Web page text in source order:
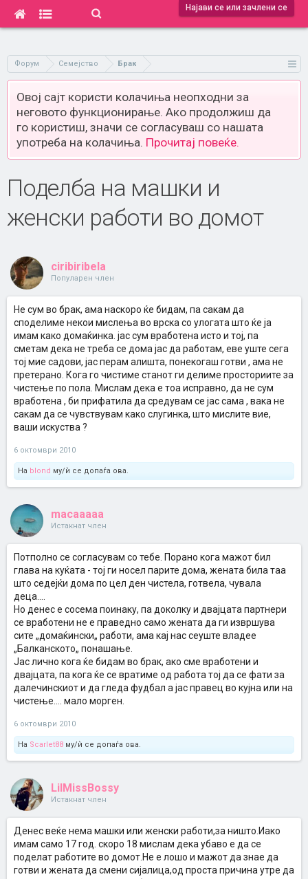
Најави се или зачлени се
Форум Семејство Брак
Овој сајт користи колачиња неопходни за
неговото функционирање. Ако продолжиш да
го користиш, значи се согласуваш со нашата
употреба на колачиња. Прочитај повеќе.
Поделба на машки и
женски работи во домот
ciribiribela
Популарен член
Не сум во брак, ама наскоро ќе бидам, па сакам да
споделиме некои мислења во врска со улогата што ќе ја
имам како домаќинка. јас сум вработена исто и тој, па
сметам дека не треба се дома јас да работам, еве уште сега
тој мие садови, јас перам алишта, понекогаш готви , ама не
претерано. Кога го чистиме станот ги делиме просториите за
чистење по пола. Мислам дека е тоа исправно, да не сум
вработена , би прифатила да средувам се јас сама , вака не
сакам да се чувствувам како слугинка, што мислите вие,
ваши искуства ?
6 октомври 2010
На blond му/ѝ се допаѓа ова.
macaaaaa
Истакнат член
Потполно се согласувам со тебе. Порано кога мажот бил
глава на куќата - тој ги носел парите дома, жената била таа
што седејќи дома по цел ден чистела, готвела, чувала
деца....
Но денес е сосема поинаку, па доколку и двајцата партнери
се вработени не е праведно само жената да ги извршува
сите „домаќински„ работи, ама кај нас сеуште владее
„Балканското„ понашање.
Јас лично кога ќе бидам во брак, ако сме вработени и
двајцата, па кога ќе се вратиме од работа тој да се фати за
далечинскиот и да гледа фудбал а јас правец во кујна или на
чистење.... мало морген.
6 октомври 2010
На Scarlet88 му/ѝ се допаѓа ова.
LilMissBossy
Истакнат член
Денес веќе нема машки или женски работи,за ништо.Иако
имам само 17 год. скоро 18 мислам дека убаво е да се
поделат работите во домот.Не е лошо и мажот да знае да
готви и жената да смени сијалица,од проста причина утре да